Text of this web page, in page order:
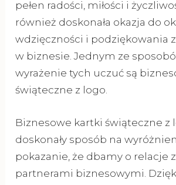
pełen radości, miłości i
również doskonała okazja do
wdzięczności i podziękowania
w biznesie. Jednym ze
wyrażenie tych uczuć są
świąteczne z logo.
Biznesowe kartki świąteczne z
doskonały sposób na
pokazanie, że dbamy o relacje
partnerami biznesowymi.